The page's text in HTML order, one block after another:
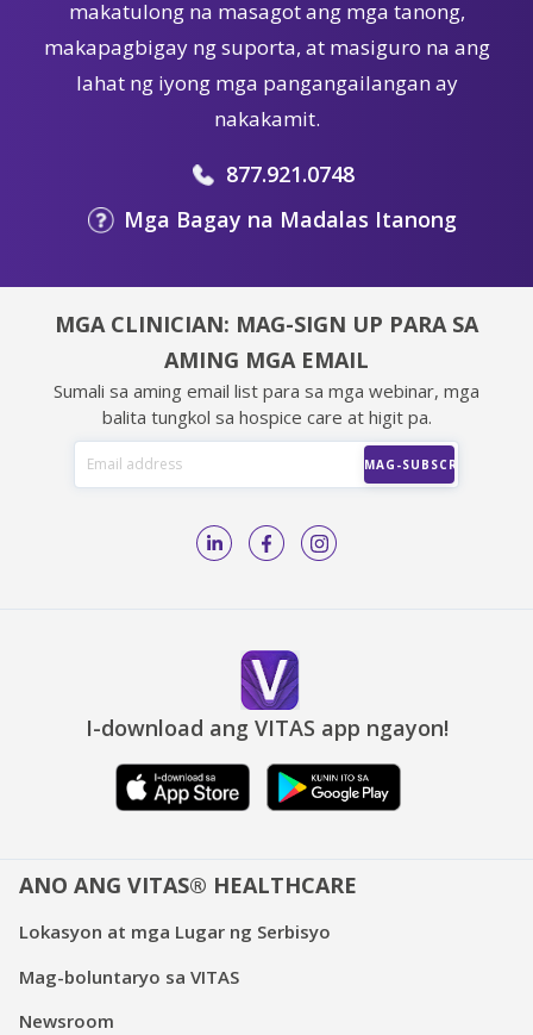
makatulong na masagot ang mga tanong,
makapagbigay ng suporta, at masiguro na ang
lahat ng iyong mga pangangailangan ay
nakakamit.
877.921.0748
Mga Bagay na Madalas Itanong
MGA CLINICIAN: MAG-SIGN UP PARA SA
AMING MGA EMAIL
Sumali sa aming email list para sa mga webinar, mga
balita tungkol sa hospice care at higit pa.
I-download ang VITAS app ngayon!
ANO ANG VITAS® HEALTHCARE
Lokasyon at mga Lugar ng Serbisyo
Mag-boluntaryo sa VITAS
Newsroom